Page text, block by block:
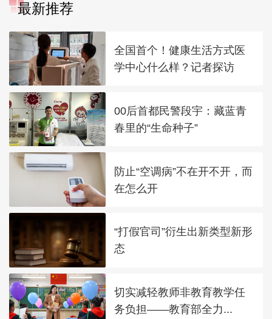
最新推荐
全国首个！健康生活方式医
学中心什么样？记者探访
00后首都民警段宇：藏蓝青
春里的“生命种子”
防止“空调病”不在开不开，而
在怎么开
“打假官司”衍生出新类型新形
态
切实减轻教师非教育教学任
务负担——教育部全力...